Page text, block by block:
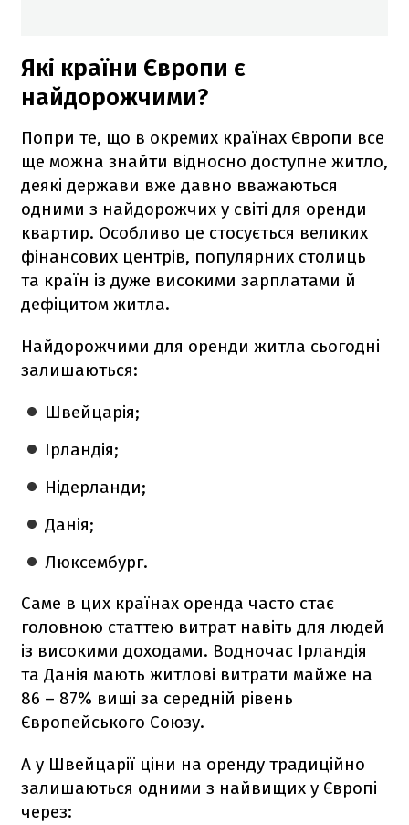
Які країни Європи є
найдорожчими?
Попри те, що в окремих країнах Європи все
ще можна знайти відносно доступне житло,
деякі держави вже давно вважаються
одними з найдорожчих у світі для оренди
квартир. Особливо це стосується великих
фінансових центрів, популярних столиць
та країн із дуже високими зарплатами й
дефіцитом житла.
Найдорожчими для оренди житла сьогодні
залишаються:
Швейцарія;
Ірландія;
Нідерланди;
Данія;
Люксембург.
Саме в цих країнах оренда часто стає
головною статтею витрат навіть для людей
із високими доходами. Водночас Ірландія
та Данія мають житлові витрати майже на
86 – 87% вищі за середній рівень
Європейського Союзу.
А у Швейцарії ціни на оренду традиційно
залишаються одними з найвищих у Європі
через: